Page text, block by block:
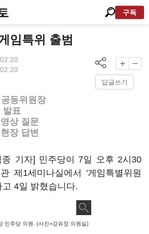
구독
임특위 출범
답글쓰기
동위원장
발표
상 질문
장 답변
종 기자] 민주당이 7일 오후 2시30
제1세미나실에서 '게임특별위원
4일 밝혔습니다.
민주당 의원. (사진=강유정 의원실)